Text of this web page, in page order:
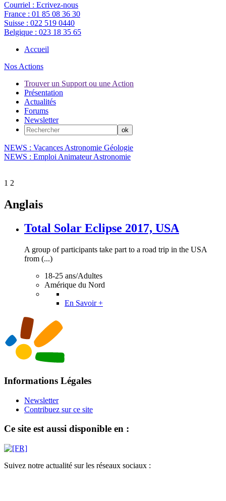
Courriel : Ecrivez-nous
France : 01 85 08 36 30
Suisse : 022 519 0440
Belgique : 023 18 35 65
Accueil
Nos Actions
Trouver un Support ou une Action
Présentation
Actualités
Forums
Newsletter
NEWS : Vacances Astronomie Géologie
NEWS : Emploi Animateur Astronomie
1 2
Anglais
Total Solar Eclipse 2017, USA
A group of participants take part to a road trip in the USA
from (...)
18-25 ans/Adultes
Amérique du Nord
En Savoir +
Informations Légales
Newsletter
Contribuez sur ce site
Ce site est aussi disponible en :
Suivez notre actualité sur les réseaux sociaux :